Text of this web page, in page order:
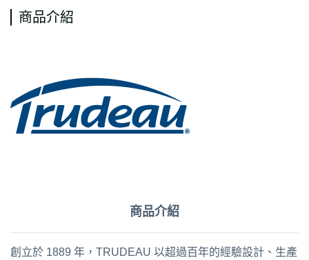
商品介紹
商品介紹
創立於 1889 年，TRUDEAU 以超過百年的經驗設計、生產